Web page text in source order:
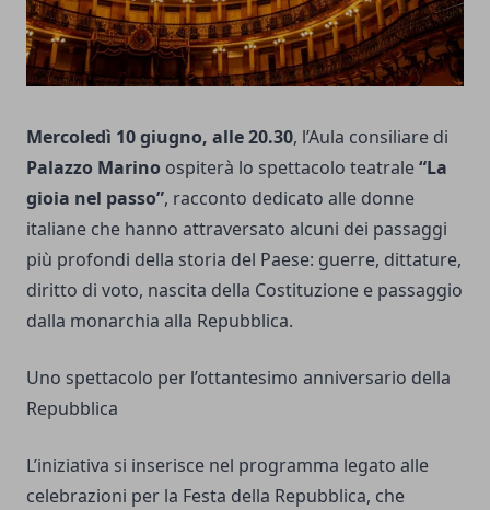
Mercoledì 10 giugno, alle 20.30, l’Aula consiliare di
Palazzo Marino ospiterà lo spettacolo teatrale“La
gioia nel passo”, racconto dedicato alle donne
italiane che hanno attraversato alcuni dei passaggi
più profondi della storia del Paese: guerre, dittature,
diritto di voto, nascita della Costituzione e passaggio
dalla monarchia alla Repubblica.
Uno spettacolo per l’ottantesimo anniversario della
Repubblica
L’iniziativa si inserisce nel programma legato alle
celebrazioni per la Festa della Repubblica, che